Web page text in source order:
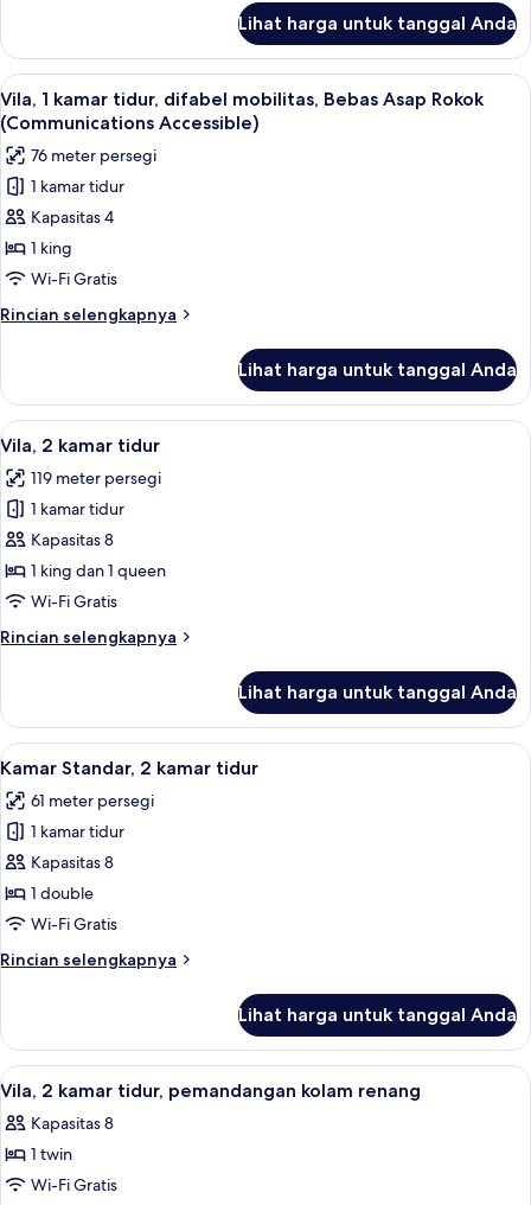
Asap
Rokok
(Communications
Accessible)
Vila,
kamar
tidur,
difabel
mobilitas,
Bebas
Asap
Rokok
(Communications
Lihat harga untuk tanggal Anda
Lihat
semua
foto
untuk
Vila,
1
kamar
tidur,
difabel
mobilitas,
Asap
Rokok
(Communications
Accessible)
Brankas, ruang kerja ramah laptop,
2
Vila, 1 kamar tidur, difabel mobilitas, Bebas Asap Rokok
(Communications Accessible)
76 meter persegi
1 kamar tidur
Kapasitas 4
1 king
Wi-Fi Gratis
Rincian selengkapnya
Rincian
Vila,
kamar
difabel
mobilitas,
Asap
Rokok
(Communications
Accessible)
Lihat harga untuk tanggal Anda
Lihat
semua
foto
untuk
Vila,
2
kamar
Brankas, ruang kerja ramah laptop,
6
Vila, 2 kamar tidur
119 meter persegi
1 kamar tidur
Kapasitas 8
1 king dan 1 queen
Wi-Fi Gratis
Rincian selengkapnya
Rincian
Vila,
kamar
Lihat harga untuk tanggal Anda
Lihat
semua
foto
untuk
Kamar
Standar,
2
tidur
Brankas, ruang kerja ramah laptop,
10
Kamar Standar, 2 kamar tidur
61 meter persegi
1 kamar tidur
Kapasitas 8
1 double
Wi-Fi Gratis
Rincian selengkapnya
Rincian
Kamar
Standar,
2
tidur
Lihat harga untuk tanggal Anda
Lihat
semua
foto
untuk
Vila,
5
Vila, 2 kamar tidur, pemandangan kolam renang
Kapasitas 8
1 twin
Wi-Fi Gratis